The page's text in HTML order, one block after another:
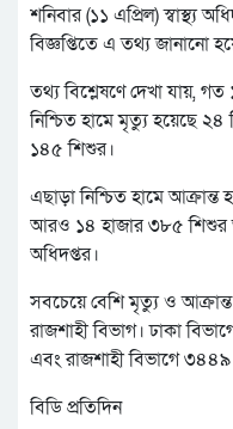
শনিবার (১১ এপ্রিল) স্বাস্থ্য
বিজ্ঞপ্তিতে এ তথ্য জানানো
তথ্য বিশ্লেষণে দেখা যায়, গত
নিশ্চিত হামে মৃত্যু হয়েছে
১৪৫ শিশুর।
এছাড়া নিশ্চিত হামে
আরও ১৪ হাজার ৩৮৫ শিশুর
অধিদপ্তর।
সবচেয়ে বেশি মৃত্যু ও
রাজশাহী বিভাগ। ঢাকা
এবং রাজশাহী বিভাগে ৩৪৪৯
বিডি প্রতিদিন